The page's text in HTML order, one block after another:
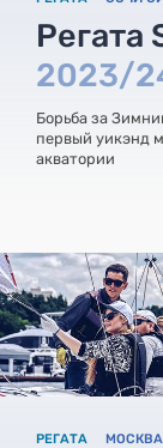
Регата
2023/
Борьба за
первый уикэнд
акватории
РЕГАТА МОСКВА